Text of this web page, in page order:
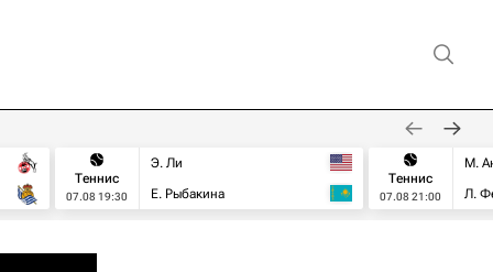
Теннис
07.08 19:30
Э. Ли
Е. Рыбакина
Теннис
07.08 21:00
М.
Л.